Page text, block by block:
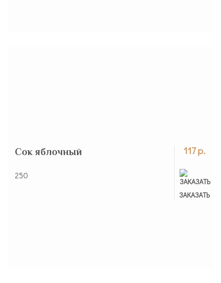
117 р.
ЗАКАЗАТЬ
ЗАКАЗАНО
Сок яблочный
250